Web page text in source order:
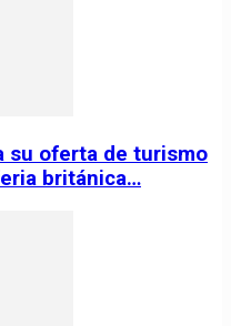
su oferta de turismo
británica…